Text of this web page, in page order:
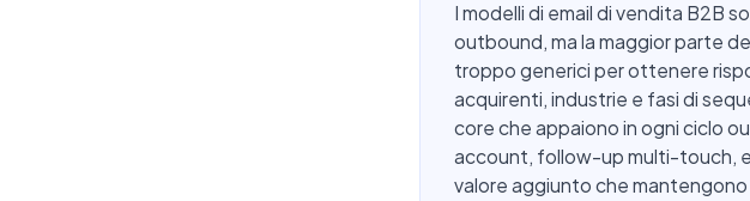
I modelli di email di vendita B2B
outbound, ma la maggior parte
troppo generici per ottenere
acquirenti, industrie e fasi di
core che appaiono in ogni ciclo
account, follow-up multi-touch,
valore aggiunto che